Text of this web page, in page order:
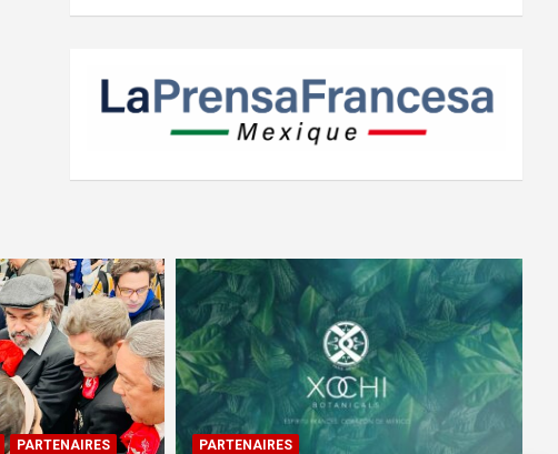
PARTENAIRES PARTENAIRES